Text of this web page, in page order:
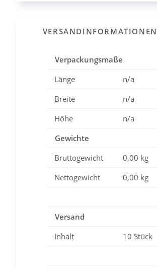
VERSANDINFORMATIONEN
Verpackungsmaße
Länge
n/a
Breite
n/a
Höhe
n/a
Gewichte
Bruttogewicht
0,00 kg
Nettogewicht
0,00 kg
Versand
Inhalt
10 Stück